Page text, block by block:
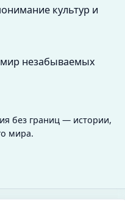
культур и
незабываемых
без границ — истории,
мира.